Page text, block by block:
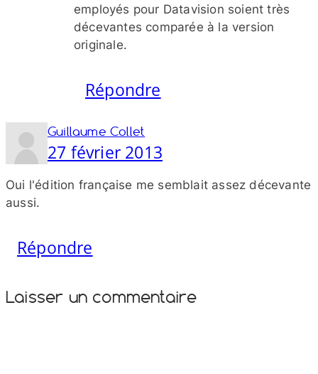
employés pour Datavision soient très
décevantes comparée à la version
originale.
Répondre
Guillaume Collet
27 février 2013
Oui l'édition française me semblait assez décevante
aussi.
Répondre
Laisser un commentaire